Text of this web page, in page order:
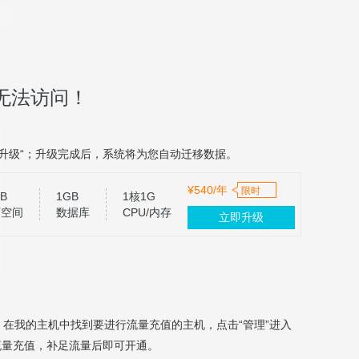
访问！
“；升级完成后，系统将为您自动迁移数据。
间
1GB
数据库
1核1G
CPU/内存
¥540/年 限时
立即升级
在我的主机中找到要进行流量充值的主机，点击“管理”进入
充值，补足流量后即可开通。